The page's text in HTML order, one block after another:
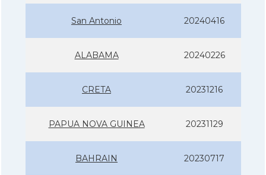
San Antonio 20240416
ALABAMA 20240226
CRETA 20231216
PAPUA NOVA GUINEA 20231129
BAHRAIN 20230717